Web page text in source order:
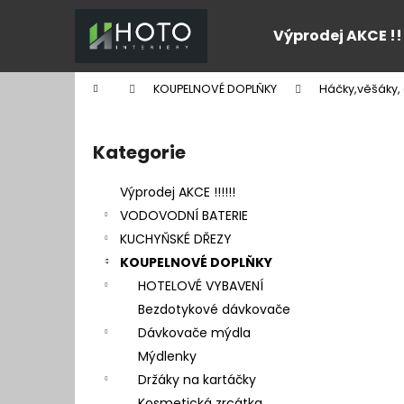
Výprodej AKCE
Domů KOUPELNOVÉ DOPLŇKY
Přeskočit
kategorie
Kategorie
Výprodej AKCE !!!!!!
VODOVODNÍ BATERIE
KUCHYŇSKÉ DŘEZY
KOUPELNOVÉ DOPLŇKY
HOTELOVÉ VYBAVENÍ
Bezdotykové dávkovače
Dávkovače mýdla
Mýdlenky
Držáky na kartáčky
í
Zpět
do
Zpět
do